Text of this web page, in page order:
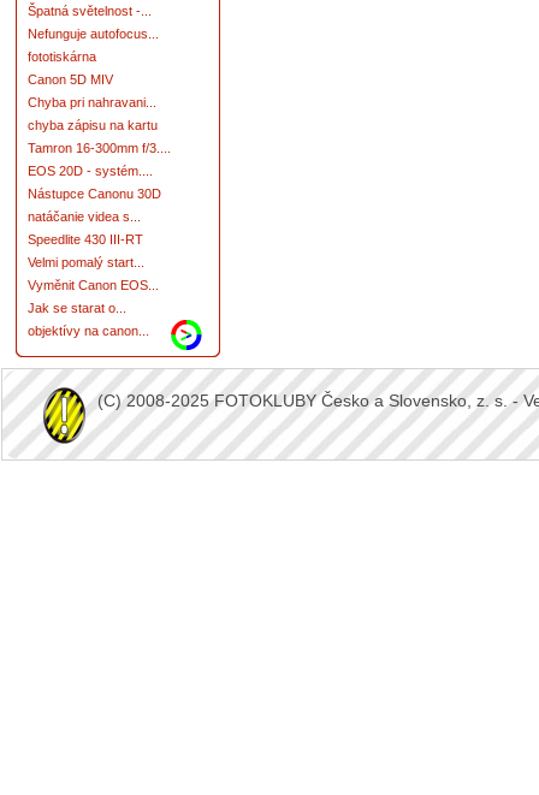
Špatná světelnost -...
Nefunguje autofocus...
fototiskárna
Canon 5D MIV
Chyba pri nahravani...
chyba zápisu na kartu
Tamron 16-300mm f/3....
EOS 20D - systém....
Nástupce Canonu 30D
natáčanie videa s...
Speedlite 430 III-RT
Velmi pomalý start...
Vyměnit Canon EOS...
Jak se starat o...
objektívy na canon...
(C) 2008-2025 FOTOKLUBY Česko a Slovensko, z. s. -